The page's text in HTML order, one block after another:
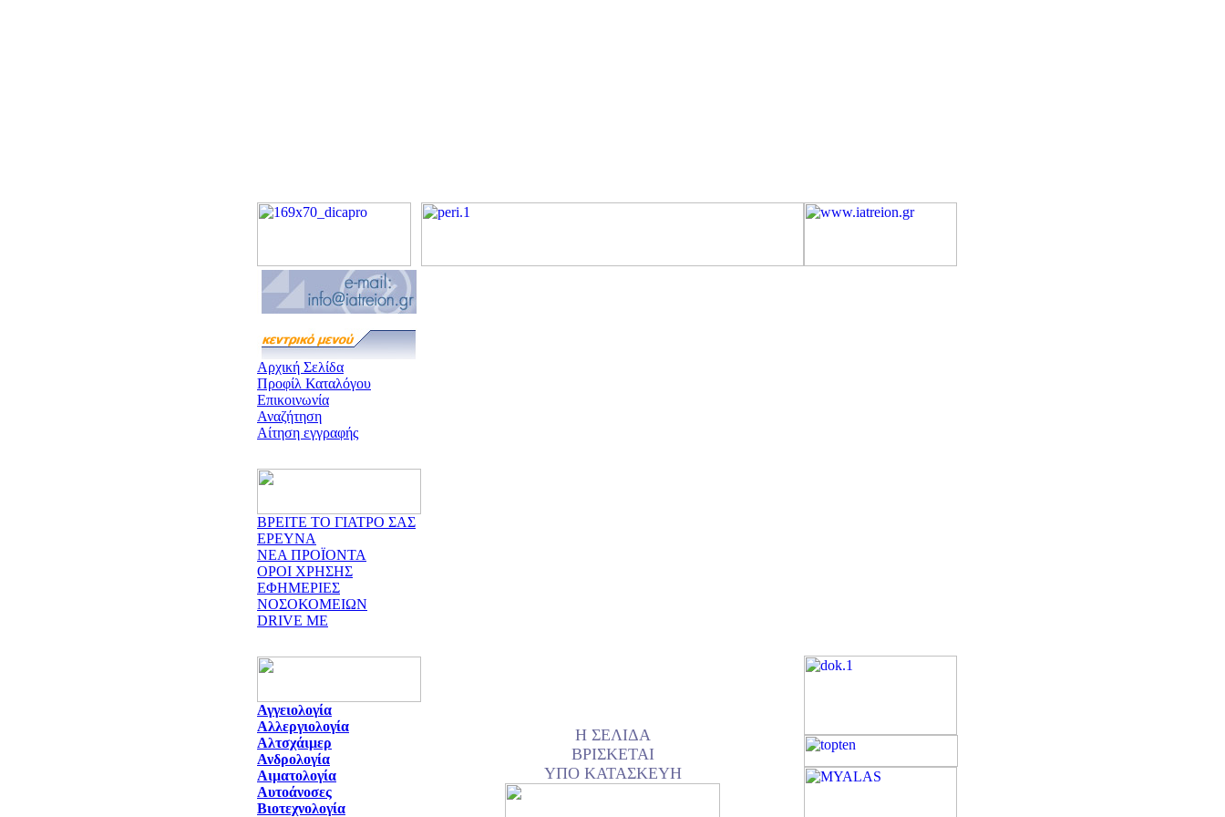
Αρχική Σελίδα
Προφίλ Καταλόγου
Επικοινωνία
Αναζήτηση
Αίτηση εγγραφής
ΒΡΕΙΤΕ ΤΟ ΓΙΑΤΡΟ ΣΑΣ
ΕΡΕΥΝΑ
ΝΕΑ ΠΡΟΪΟΝΤΑ
ΟΡΟΙ ΧΡΗΣΗΣ
ΕΦΗΜΕΡΙΕΣ
ΝΟΣΟΚΟΜΕΙΩΝ
DRIVE ME
Αγγειολογία
Αλλεργιολογία
Αλτσχάιμερ
Ανδρολογία
Αιματολογία
Αυτοάνοσες
Βιοτεχνολογία
Η ΣΕΛΙΔΑ
ΒΡΙΣΚΕΤΑΙ
ΥΠΟ ΚΑΤΑΣΚΕΥΗ